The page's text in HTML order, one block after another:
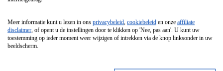
Vrijstaande Magnetron
Vrijstaande Kookplaat
Meer informatie kunt u lezen in ons privacybeleid, cookiebeleid en onze affiliate
disclaimer, of opent u de instellingen door te klikken op 'Nee, pas aan'. U kunt uw
toestemming op ieder moment weer wijzigen of intrekken via de knop linksonder in uw
beeldscherm.